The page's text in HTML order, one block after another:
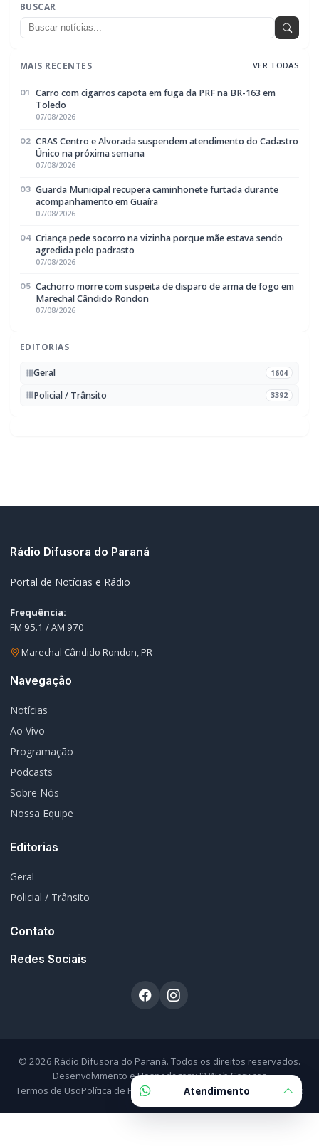
BUSCAR
MAIS RECENTES VER TODAS
01
Carro com cigarros capota em fuga da PRF na BR-163 em
Toledo
07/08/2026
02 CRAS Centro e Alvorada suspendem atendimento do Cadastro
Único na próxima semana
07/08/2026
03 Guarda Municipal recupera caminhonete furtada durante
acompanhamento em Guaíra
07/08/2026
04 Criança pede socorro na vizinha porque mãe estava sendo
agredida pelo padrasto
07/08/2026
05 Cachorro morre com suspeita de disparo de arma de fogo em
Marechal Cândido Rondon
07/08/2026
EDITORIAS
Geral 1604
Policial / Trânsito 3392
Rádio Difusora do Paraná
Portal de Notícias e Rádio
Frequência:
FM 95.1 / AM 970
Marechal Cândido Rondon, PR
Navegação
Notícias
Ao Vivo
Programação
Podcasts
Sobre Nós
Nossa Equipe
Editorias
Geral
Policial / Trânsito
Contato
Redes Sociais
© 2026 Rádio Difusora do Paraná. Todos os direitos reservados.
Desenvolvimento e Hospedagem:I3 Web Services
Termos de UsoPolítica de Privacidade Política EditorialFale Conosco
Atendimento